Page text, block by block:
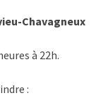
Chavagneux
à 22h.
: